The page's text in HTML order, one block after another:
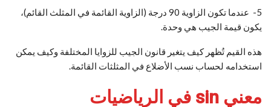
5- عندما تكون الزاوية 90 درجة (الزاوية القائمة في المثلث القائم)،
يكون قيمة الجيب هي وحدة.
هذه القيم تُظهر كيف يتغير قانون الجيب للزوايا المختلفة وكيف يمكن
استخدامه لحساب نسب الأضلاع في المثلثات القائمة.
معني sin في الرياضيات